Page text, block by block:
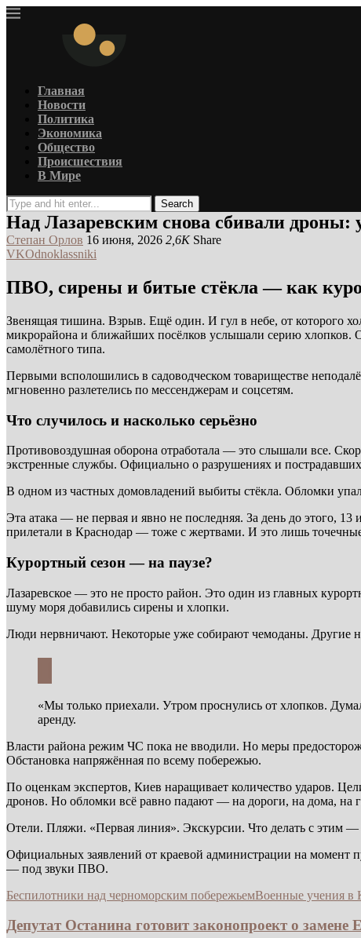
Главная
Новости
Политика
Экономика
Общество
Происшествия
В Мире
Search
Над Лазаревским снова сбивали дроны:
Степан Орлов 16 июня, 2026 2,6K Share
VKOdnoklassniki
ПВО, сирены и битые стёкла — как
Звенящая тишина. Взрыв. Ещё один. И гул в небе, от которого
микрорайона и ближайших посёлков услышали серию
самолётного типа.
Первыми всполошились в садоводческом товариществе
мгновенно разлетелись по мессенджерам и соцсетям.
Что случилось и насколько серьёзно
Противовоздушная оборона отработала — это слышали все.
экстренные службы. Официально о разрушениях и
В одном из частных домовладений выбиты стёкла. Обломки
Эта атака — не первая и явно не последняя. За день до этого,
прилетали в Краснодар — тоже с жертвами. И это лишь
Курортный сезон — на паузе?
Лазаревское — это не просто район. Это один из главных
шуму моря добавились сирены и хлопки.
Люди нервничают. Некоторые уже собирают чемоданы. Другие
«Мы только приехали. Утром проснулись от хлопков.
аренду.
Власти района режим ЧС пока не вводили. Но меры
Обстановка напряжённая по всему побережью.
По оценкам экспертов, Киев наращивает количество ударов.
дронов. Но обломки всё равно падают — на дороги, на дома, на
Отели. Пляжи. «Первая линия». Экскурсии. Что делать с этим —
Официальных заявлений от краевой администрации на момент
— под звуки ПВО.
Беспилотники над черноморским побережьемВоенные учения в
Депутат Останина готовит законопроект о замене